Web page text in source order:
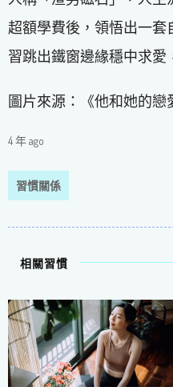
超額學費後，領悟出一
習跳出鐵窗邊緣穩中求愛
圖片來源：《他和她的戀
4 年 ago
習慣關係
相關習慣